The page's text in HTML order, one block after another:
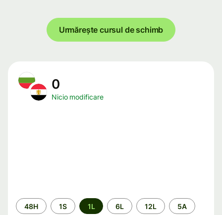
Urmărește cursul de schimb
0
Nicio modificare
Perioada
48H 1S 1L 6L 12L 5A